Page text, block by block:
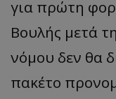
για πρώτη
Βουλής μετά
νόμου δεν θα
πακέτο